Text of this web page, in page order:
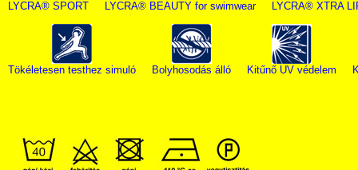
LYCRA® SPORT LYCRA® BEAUTY for swimwear LYCRA® XTRA
Tökéletesen testhez simuló Bolyhosodás álló Kitűnő UV védelem